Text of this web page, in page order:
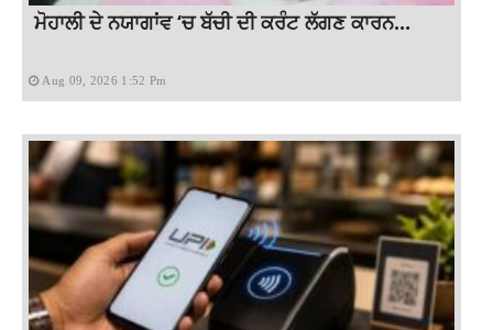
ਮੋਹਾਲੀ ਦੇ ਨਯਾਗਾਂਵ ‘ਚ ਬੱਚੀ ਦੀ ਕਰੰਟ ਲੱਗਣ ਕਾਰਨ...
Aug 09, 2026 1:52 Pm